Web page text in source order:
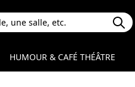
HUMOUR & CAFÉ THÉÂTRE